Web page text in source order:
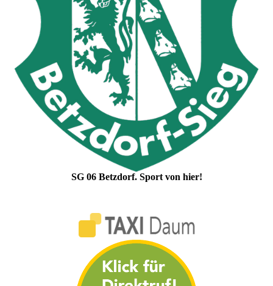
SG 06 Betzdorf. Sport von hier!